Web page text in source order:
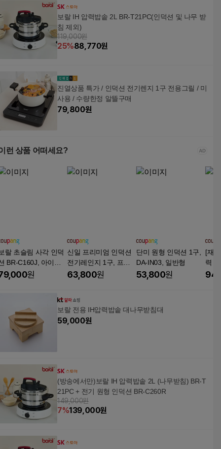
보랄 IH 압력밥솥 2L BR-T21PC(인덕션 및 나무 받
침 제외)
119,000원
25%88,770원
진열상품 특가 / 인덕션 전기렌지 1구 전용그릴 / 미
사용 / 수량한정 알뜰구매
79,800원
런 상품 어떠세요?
랄 초슬림 사각 인덕
BR-C160J, 아이보
, BR-C160J(아이보
원
신일 프리미엄 인덕션
전기레인지 1구, 프리
스탠딩, SHL-M2000W
63,800원
단미 원형 인덕션 1구,
DA-IN03, 일반형
53,800원
[재
력 2
단
보랄 전용 IH압력밥솥 대나무받침대
59,000원
(방송에서만)보랄 IH 압력밥솥 2L (나무받침) BR-T
21PC + 전기 원형 인덕션 BR-C260R
149,000원
7%139,000원